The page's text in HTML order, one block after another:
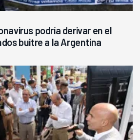
podría derivar en el
buitre a la Argentina